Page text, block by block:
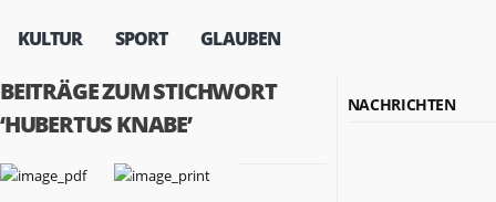
KULTUR SPORT GLAUBEN
BEITRÄGE ZUM STICHWORT
‘HUBERTUS KNABE’
NACHRICHTEN